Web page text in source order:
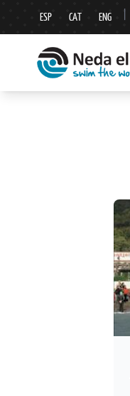
ESP CAT ENG